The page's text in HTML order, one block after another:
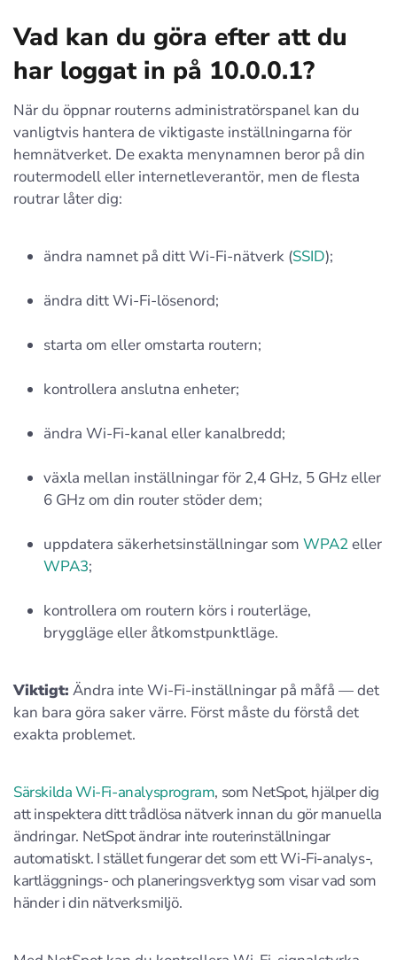
Vad kan du göra efter att du
har loggat in på 10.0.0.1?
När du öppnar routerns administratörspanel kan du
vanligtvis hantera de viktigaste inställningarna för
hemnätverket. De exakta menynamnen beror på din
routermodell eller internetleverantör, men de flesta
routrar låter dig:
ändra namnet på ditt Wi‑Fi-nätverk (SSID);
ändra ditt Wi‑Fi-lösenord;
starta om eller omstarta routern;
kontrollera anslutna enheter;
ändra Wi‑Fi-kanal eller kanalbredd;
växla mellan inställningar för 2,4 GHz, 5 GHz eller
6 GHz om din router stöder dem;
uppdatera säkerhetsinställningar som WPA2eller
WPA3;
kontrollera om routern körs i routerläge,
bryggläge eller åtkomstpunktläge.
Viktigt: Ändra inte Wi‑Fi-inställningar på måfå — det
kan bara göra saker värre. Först måste du förstå det
exakta problemet.
Särskilda Wi‑Fi-analysprogram, som NetSpot, hjälper dig
att inspektera ditt trådlösa nätverk innan du gör manuella
ändringar. NetSpot ändrar inte routerinställningar
automatiskt. I stället fungerar det som ett Wi‑Fi-analys-,
kartläggnings- och planeringsverktyg som visar vad som
händer i din nätverksmiljö.